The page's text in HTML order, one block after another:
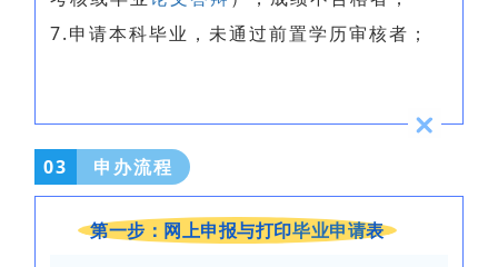
7.申请本科毕业，未通过前置学历审核者；
03 申办流程
第一步：网上申报与打印毕业申请表